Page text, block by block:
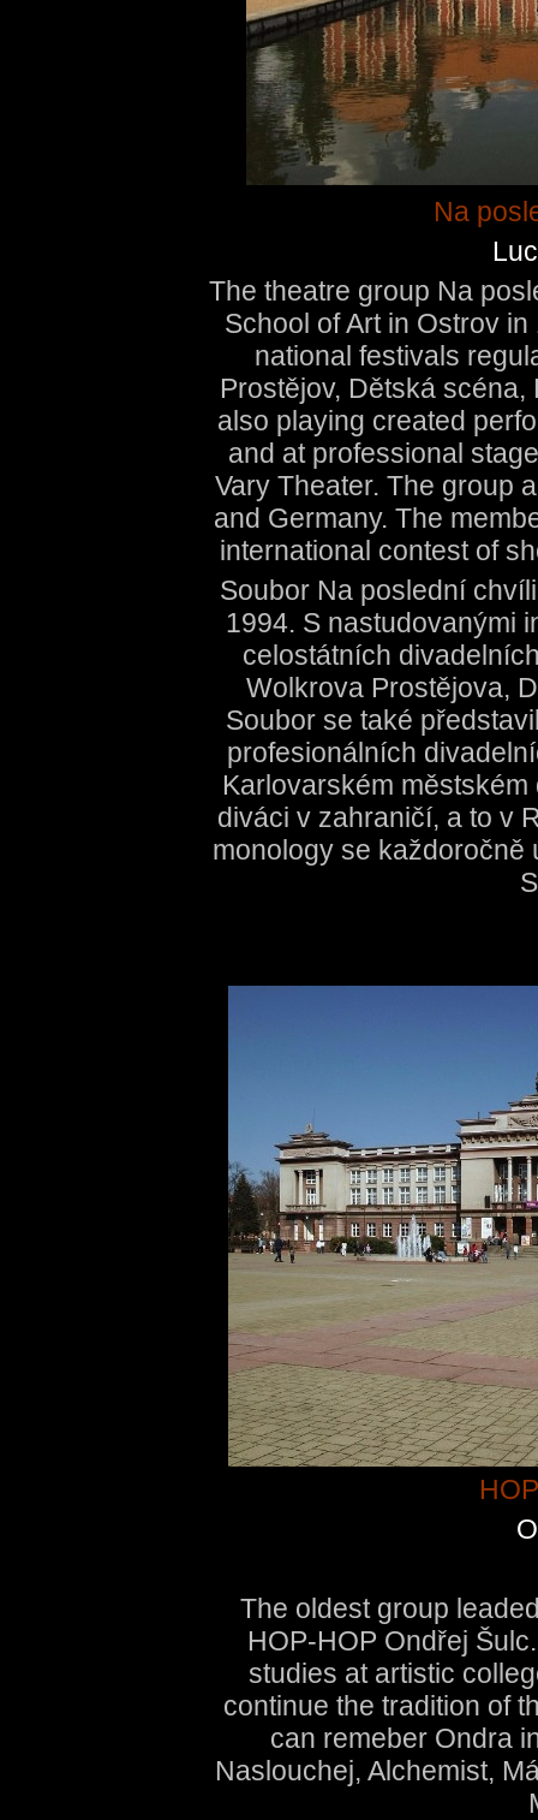
Na
The theatre group Na
School of Art in Ostrov
national festivals
Prostějov, Dětská
also playing created
and at professional
Vary Theater. The group
and Germany. The
international contest of
Soubor Na poslední
1994. S nastudovanými
celostátních
Wolkrova Prostějova,
Soubor se také
profesionálních
Karlovarském
diváci v zahraničí, a to v
monology se každoročně
The oldest group
HOP-HOP Ondřej
studies at artistic
continue the tradition of
can remeber Ondra
Naslouchej, Alchemist,